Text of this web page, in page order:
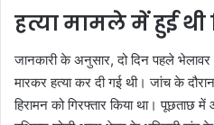
हत्या मामले में हुई थी
जानकारी के अनुसार, दो दिन पहले भेलावर
मारकर हत्या कर दी गई थी। जांच के
हिरामन को गिरफ्तार किया था। पूछताछ में